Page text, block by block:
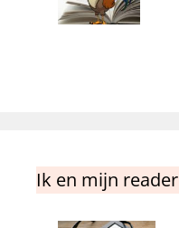
Ik en mijn reader